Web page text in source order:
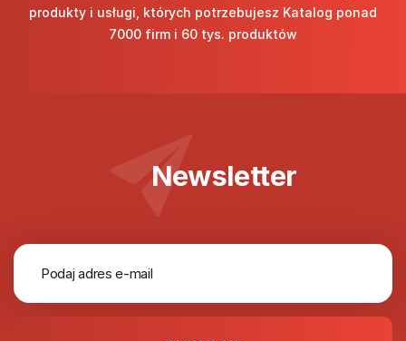
produkty i usługi, których potrzebujesz Katalog ponad
7000 firm i 60 tys. produktów
Newsletter